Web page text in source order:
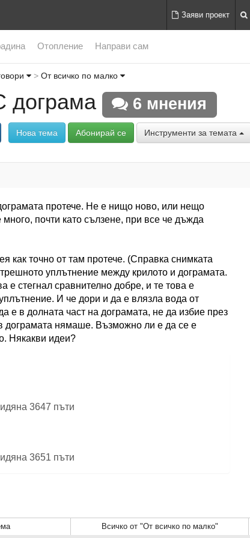
Заяви проект
Отопление Направи сам
От всичко по малко
дограма 6 мнения
Нова тема Абонирай се Инструменти за темата
протече. Не е нищо ново, или нещо
почти като сълзене, при все че дъжда
как точно от там протече. (Справка снимката
уплътнение между крилото и дограмата.
е стегнал сравнително добре, и те това е
И че дори и да е влязла вода от
е в долната част на дограмата, не да избие през
дограмата нямаше. Възможно ли е да се е
Някакви идеи?
3647 пъти
3651 пъти
Всичко от "От всичко по малко"